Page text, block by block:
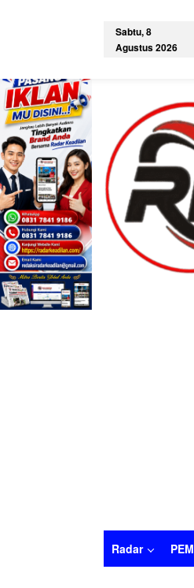
i
k
k
n
t
e
n
Sabtu, 8
Agustus 2026
Radar